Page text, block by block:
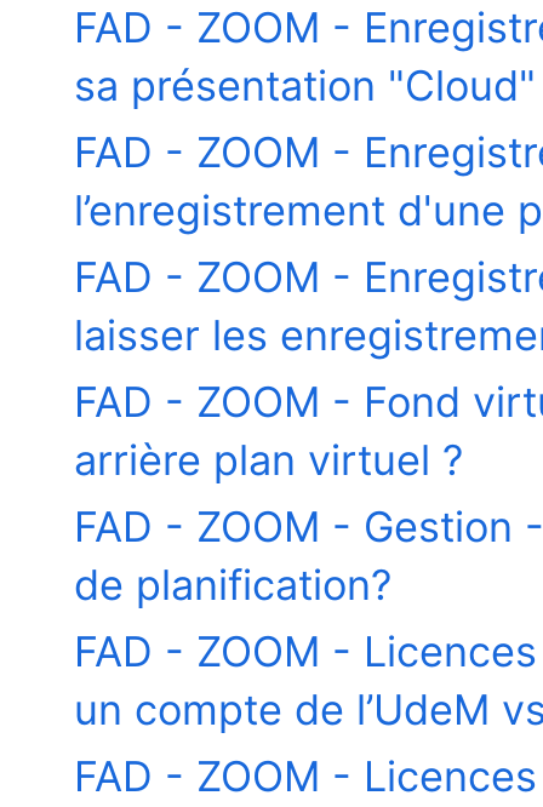
FAD - ZOOM -
sa présentation
FAD - ZOOM -
l’enregistrement d'une
FAD - ZOOM -
laisser les
FAD - ZOOM - Fond
arrière plan virtuel ?
FAD - ZOOM -
de planification?
FAD - ZOOM -
un compte de l’UdeM
FAD - ZOOM -